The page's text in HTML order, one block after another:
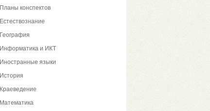
Планы конспектов
Естествознание
География
Информатика и ИКТ
Иностранные языки
История
Краеведение
Математика